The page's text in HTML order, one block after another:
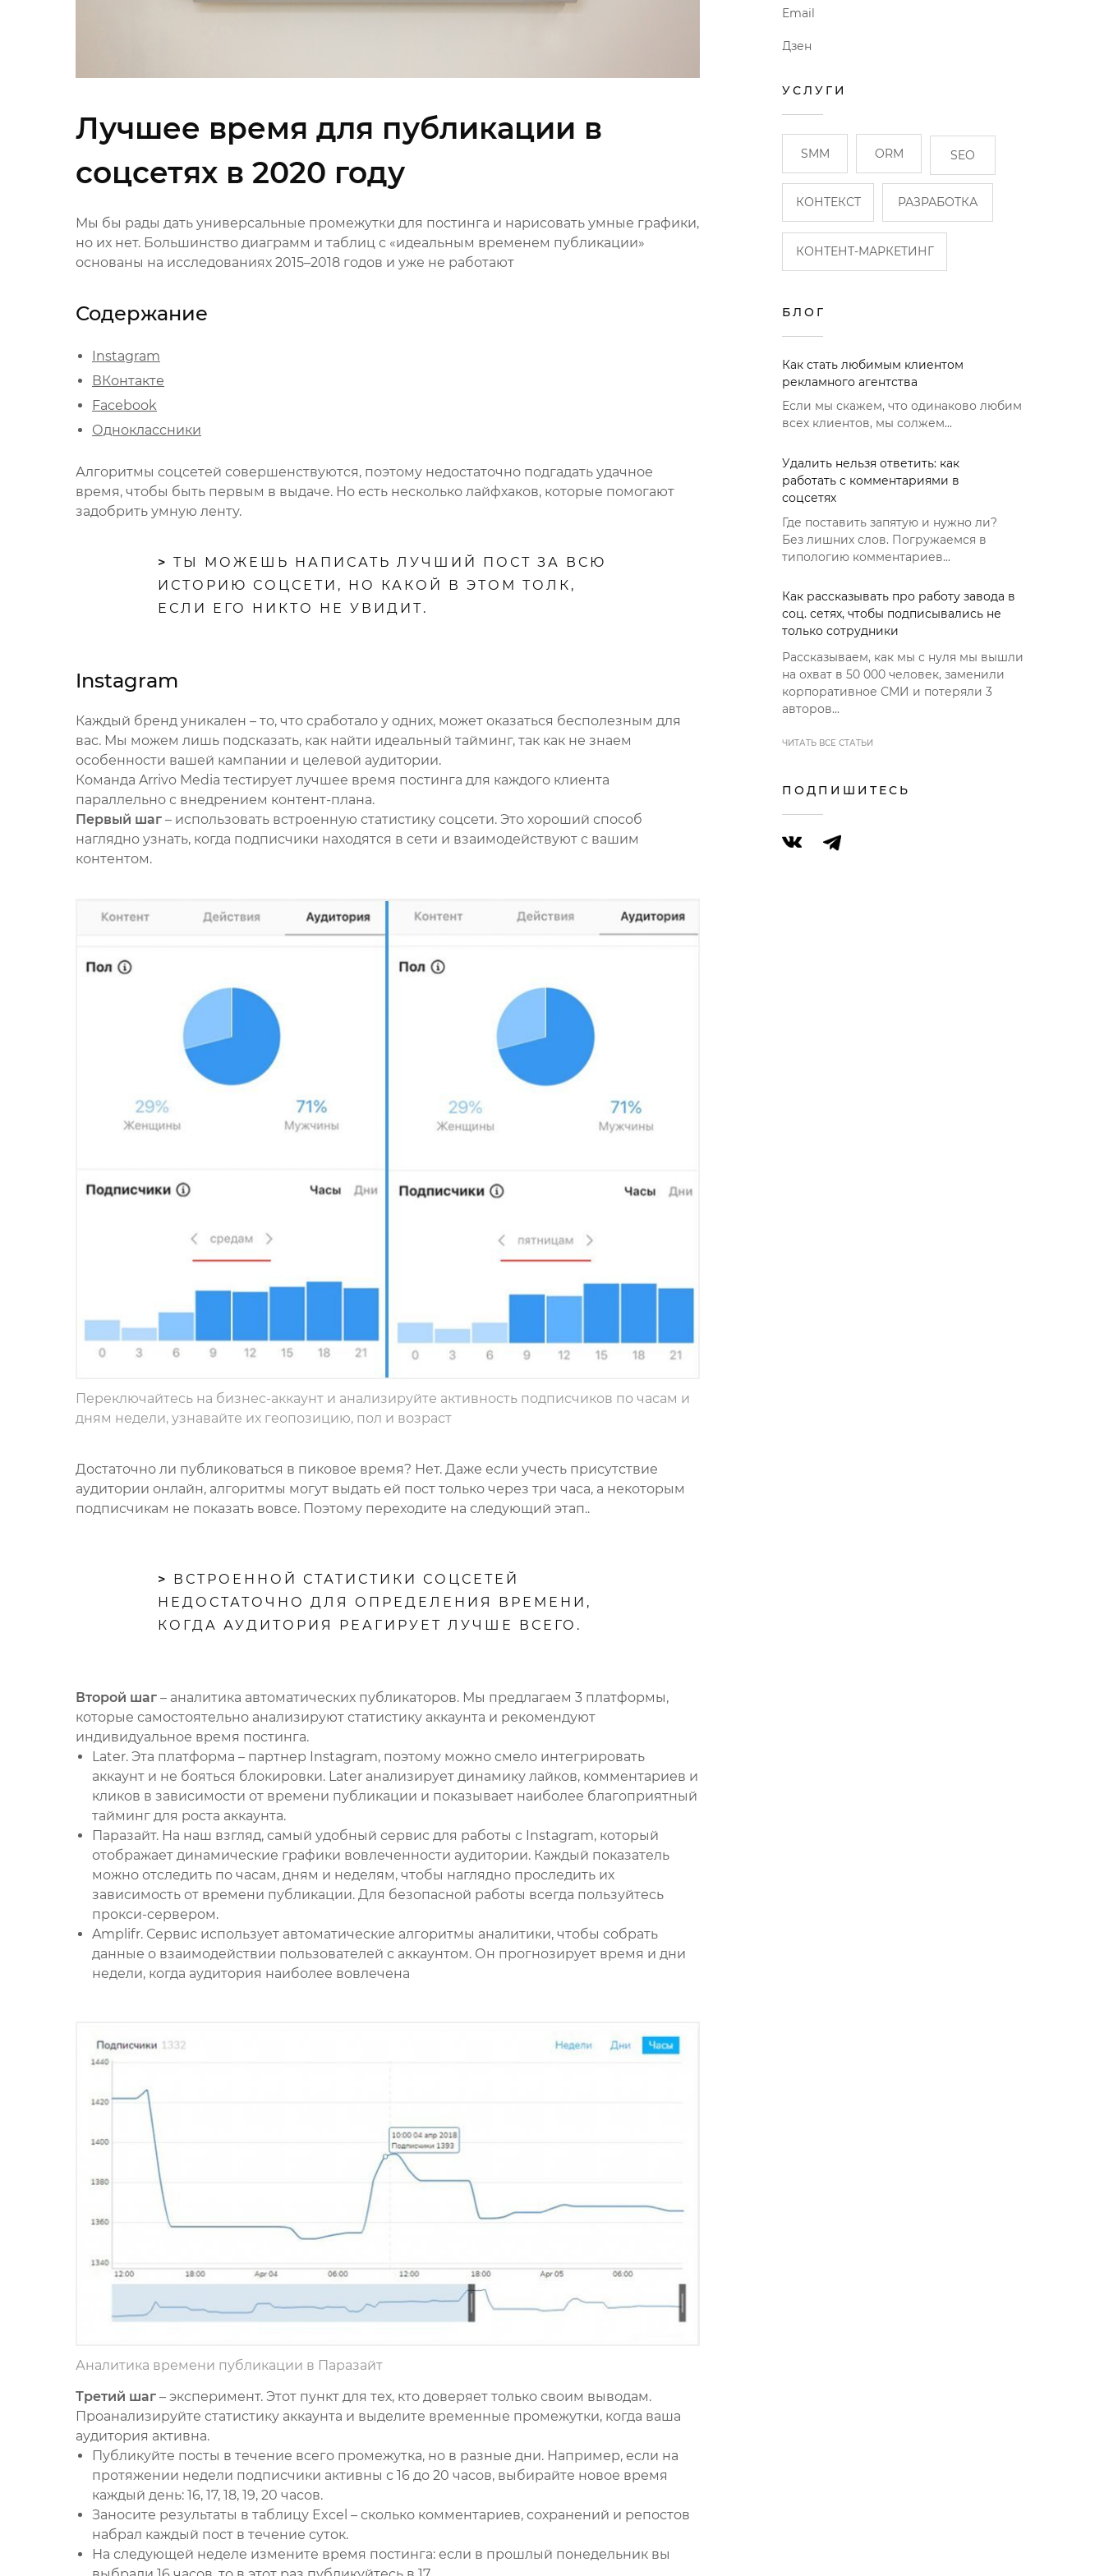
Email
Дзен
УСЛУГИ
SMM ORM SEO
КОНТЕКСТ РАЗРАБОТКА
КОНТЕНТ-МАРКЕТИНГ
БЛОГ
Как стать любимым клиентом
рекламного агентства
Если мы скажем, что одинаково любим
всех клиентов, мы солжем...
Удалить нельзя ответить: как
работать с комментариями в
соцсетях
Где поставить запятую и нужно ли?
Без лишних слов. Погружаемся в
типологию комментариев...
Как рассказывать про работу завода в
соц. сетях, чтобы подписывались не
только сотрудники
Рассказываем, как мы с нуля мы вышли
на охват в 50 000 человек, заменили
корпоративное СМИ и потеряли 3
авторов...
ЧИТАТЬ ВСЕ СТАТЬИ
ПОДПИШИТЕСЬ
Лучшее время для публикации в
соцсетях в 2020 году
Мы бы рады дать универсальные промежутки для постинга и нарисовать умные графики,
но их нет. Большинство диаграмм и таблиц с «идеальным временем публикации»
основаны на исследованиях 2015–2018 годов и уже не работают
Содержание
Instagram
ВКонтакте
Facebook
Одноклассники
Алгоритмы соцсетей совершенствуются, поэтому недостаточно подгадать удачное
время, чтобы быть первым в выдаче. Но есть несколько лайфхаков, которые помогают
задобрить умную ленту.
> ТЫ МОЖЕШЬ НАПИСАТЬ ЛУЧШИЙ ПОСТ ЗА ВСЮ
ИСТОРИЮ СОЦСЕТИ, НО КАКОЙ В ЭТОМ ТОЛК,
ЕСЛИ ЕГО НИКТО НЕ УВИДИТ.
Instagram
Каждый бренд уникален – то, что сработало у одних, может оказаться бесполезным для
вас. Мы можем лишь подсказать, как найти идеальный тайминг, так как не знаем
особенности вашей кампании и целевой аудитории.
Команда Arrivo Media тестирует лучшее время постинга для каждого клиента
параллельно с внедрением контент-плана.
Первый шаг – использовать встроенную статистику соцсети. Это хороший способ
наглядно узнать, когда подписчики находятся в сети и взаимодействуют с вашим
контентом.
Переключайтесь на бизнес-аккаунт и анализируйте активность подписчиков по часам и
дням недели, узнавайте их геопозицию, пол и возраст
Достаточно ли публиковаться в пиковое время? Нет. Даже если учесть присутствие
аудитории онлайн, алгоритмы могут выдать ей пост только через три часа, а некоторым
подписчикам не показать вовсе. Поэтому переходите на следующий этап..
> ВСТРОЕННОЙ СТАТИСТИКИ СОЦСЕТЕЙ
НЕДОСТАТОЧНО ДЛЯ ОПРЕДЕЛЕНИЯ ВРЕМЕНИ,
КОГДА АУДИТОРИЯ РЕАГИРУЕТ ЛУЧШЕ ВСЕГО.
Второй шаг – аналитика автоматических публикаторов. Мы предлагаем 3 платформы,
которые самостоятельно анализируют статистику аккаунта и рекомендуют
индивидуальное время постинга.
Later. Эта платформа – партнер Instagram, поэтому можно смело интегрировать
аккаунт и не бояться блокировки. Later анализирует динамику лайков, комментариев и
кликов в зависимости от времени публикации и показывает наиболее благоприятный
тайминг для роста аккаунта.
Паразайт. На наш взгляд, самый удобный сервис для работы с Instagram, который
отображает динамические графики вовлеченности аудитории. Каждый показатель
можно отследить по часам, дням и неделям, чтобы наглядно проследить их
зависимость от времени публикации. Для безопасной работы всегда пользуйтесь
прокси-сервером.
Amplifr. Сервис использует автоматические алгоритмы аналитики, чтобы собрать
данные о взаимодействии пользователей с аккаунтом. Он прогнозирует время и дни
недели, когда аудитория наиболее вовлечена
Аналитика времени публикации в Паразайт
Третий шаг – эксперимент. Этот пункт для тех, кто доверяет только своим выводам.
Проанализируйте статистику аккаунта и выделите временные промежутки, когда ваша
аудитория активна.
Публикуйте посты в течение всего промежутка, но в разные дни. Например, если на
протяжении недели подписчики активны с 16 до 20 часов, выбирайте новое время
каждый день: 16, 17, 18, 19, 20 часов.
Заносите результаты в таблицу Excel – сколько комментариев, сохранений и репостов
набрал каждый пост в течение суток.
На следующей неделе измените время постинга: если в прошлый понедельник вы